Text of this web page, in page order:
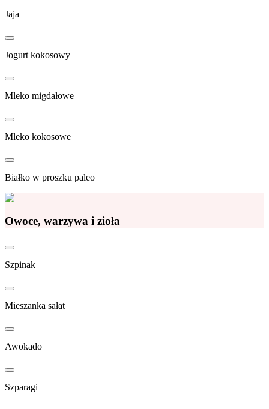
Jaja
Jogurt kokosowy
Mleko migdałowe
Mleko kokosowe
Białko w proszku paleo
Owoce, warzywa i zioła
Szpinak
Mieszanka sałat
Awokado
Szparagi